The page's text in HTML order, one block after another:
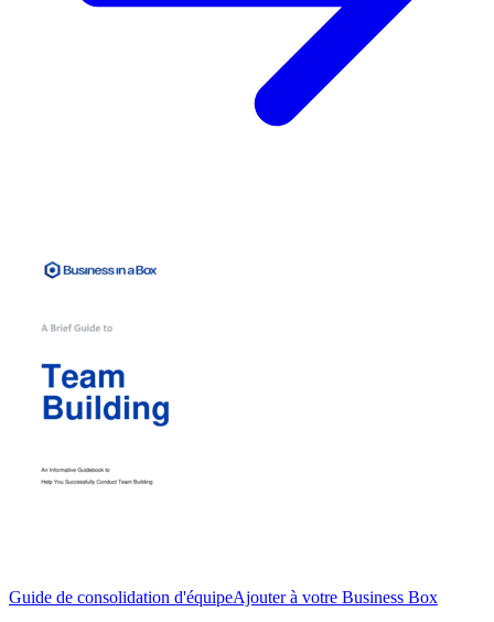
Guide de consolidation d'équipeAjouter à votre Business Box